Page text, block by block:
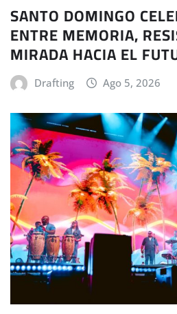
SANTO DOMINGO
ENTRE MEMORIA,
MIRADA HACIA EL
Drafting Ago 5, 2026